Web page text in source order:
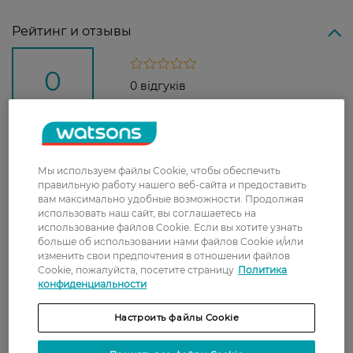
Рейтинг и отзывы
0
З 0 відгуків
0 відгуків
Доставка
Новая почта
В отделение Новой почты - 99 грн, бесплатно
от 699 грн
Укрпочта
Стоимость доставки – 79 грн, бесплатная
Забрать сегодня в магазине Watsons
Мы используем файлы Cookie, чтобы обеспечить
правильную работу нашего веб-сайта и предоставить
вам максимально удобные возможности. Продолжая
использовать наш сайт, вы соглашаетесь на
использование файлов Cookie. Если вы хотите узнать
больше об использовании нами файлов Cookie и/или
изменить свои предпочтения в отношении файлов
Cookie, пожалуйста, посетите страницу Политика
конфиденциальности
Настроить файлы Cookie